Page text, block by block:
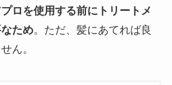
ロを使用する前にトリートメ
ため。ただ、髪にあてれば良
ん。